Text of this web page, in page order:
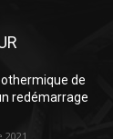
de
redémarrage